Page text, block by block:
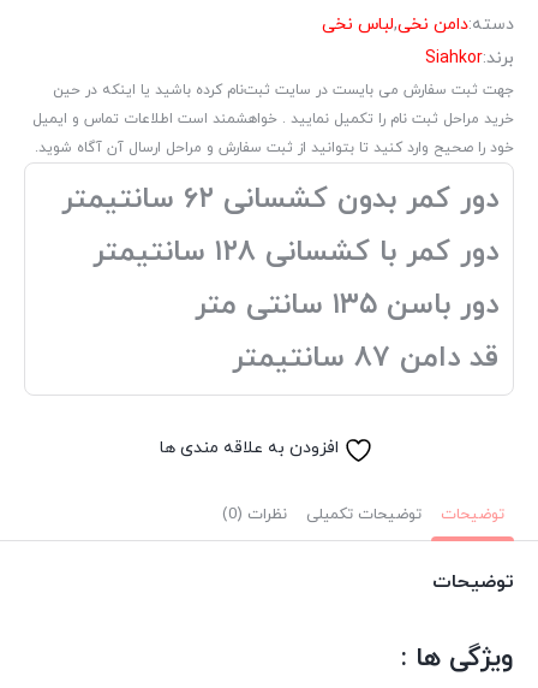
دسته:دامن نخی,لباس نخی
برند:Siahkor
جهت ثبت سفارش می بایست در سایت ثبت‌نام کرده باشید یا اینکه در حین
خرید مراحل ثبت نام را تکمیل نمایید . خواهشمند است اطلاعات تماس و ایمیل
خود را صحیح وارد کنید تا بتوانید از ثبت سفارش و مراحل ارسال آن آگاه شوید.
دور کمر بدون کشسانی ۶۲ سانتیمتر
دور کمر با کشسانی ۱۲۸ سانتیمتر
دور باسن ۱۳۵ سانتی متر
قد دامن ۸۷ سانتیمتر
افزودن به علاقه مندی ها
توضیحات توضیحات تکمیلی نظرات (0)
توضیحات
ویژگی ها :